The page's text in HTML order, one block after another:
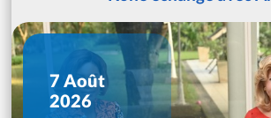
7 Août
2026